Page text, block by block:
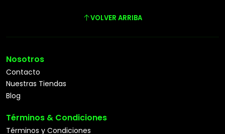
VOLVER ARRIBA
Nosotros
Contacto
Nuestras Tiendas
Blog
Términos & Condiciones
Términos y Condiciones